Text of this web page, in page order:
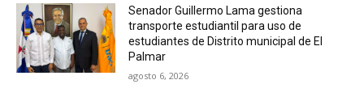
Senador Guillermo Lama gestiona
transporte estudiantil para uso de
estudiantes de Distrito municipal de El
Palmar
agosto 6, 2026